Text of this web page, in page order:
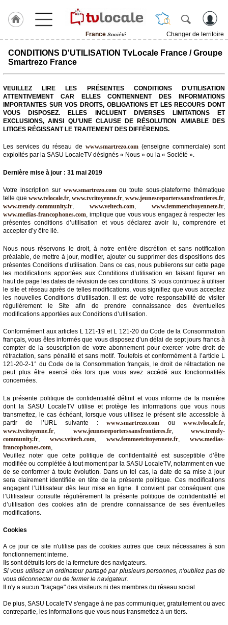
France Société
Changer de territoire
J'adhère
Hulcoq
TvLocale
France
Accueil
Vidéos
Médias
du
Blogs
Prémium
Inscription
annuaire
pro
Accès
CONDITIONS D'UTILISATION TvLocale France / Groupe
Smartrezo France
VEUILLEZ LIRE LES PRÉSENTES CONDITIONS D’UTILISATION
ATTENTIVEMENT CAR ELLES CONTIENNENT DES INFORMATIONS
IMPORTANTES SUR VOS DROITS, OBLIGATIONS ET LES RECOURS DONT
VOUS DISPOSEZ. ELLES INCLUENT DIVERSES LIMITATIONS ET
EXCLUSIONS, AINSI QU’UNE CLAUSE DE RÉSOLUTION AMIABLE DES
LITIGES RÉGISSANT LE TRAITEMENT DES DIFFÉRENDS.
Les services du réseau de www.smartrezo.com(enseigne commerciale) sont
exploités par la SASU LocaleTV désignés « Nous » ou la « Société ».
Dernière mise à jour : 31 mai 2019
Votre inscription sur www.smartrezo.comou toute sous-plateforme thématique
telle que www.tvlocale.fr, www.tvcitoyenne.fr, www.jeunesreporterssansfrontieres.fr,
www.trendy-community.fr, www.veitech.com, www.femmeetcitoyennete.fr,
www.medias-francophones.com, implique que vous vous engagez à respecter les
présentes conditions d’utilisation et vous déclarez avoir lu, comprendre et
accepter d’y être lié.
Nous nous réservons le droit, à notre entière discrétion et sans notification
préalable, de mettre à jour, modifier, ajouter ou supprimer des dispositions des
présentes Conditions d’utilisation. Dans ce cas, nous publierons sur cette page
les modifications apportées aux Conditions d’utilisation en faisant figurer en
haut de page les dates de révision de ces conditions. Si vous continuez à utiliser
le site et réseau après de telles modifications, vous signifiez que vous acceptez
les nouvelles Conditions d’utilisation. Il est de votre responsabilité de visiter
régulièrement le Site afin de prendre connaissance des éventuelles
modifications apportées aux Conditions d’utilisation.
Conformément aux articles L 121-19 et L 121-20 du Code de la Consommation
français, vous êtes informés que vous disposez d’un délai de sept jours francs à
compter de la souscription de votre abonnement pour exercer votre droit de
rétractation, sans pénalité et sans motif. Toutefois et conformément à l’article L
121-20-2-1° du Code de la Consommation français, le droit de rétractation ne
peut plus être exercé dès lors que vous avez accédé aux fonctionnalités
concernées.
La présente politique de confidentialité définit et vous informe de la manière
dont la SASU LocaleTV utilise et protège les informations que vous nous
transmettez, le cas échéant, lorsque vous utilisez le présent site accessible à
partir de l’URL suivante :www.smartrezo.com ouwww.tvlocale.fr,
www.tvcitoyenne.fr, www.jeunesreporterssansfrontieres.fr, www.trendy-
community.fr, www.veitech.com, www.femmeetcitoyennete.fr, www.medias-
francophones.com,
Veuillez noter que cette politique de confidentialité est susceptible d’être
modifiée ou complétée à tout moment par la SASU LocaleTV, notamment en vue
de se conformer à toute évolution. Dans un tel cas, la date de sa mise à jour
sera clairement identifiée en tête de la présente politique. Ces modifications
engagent l’Utilisateur dès leur mise en ligne. Il convient par conséquent que
l’Utilisateur consulte régulièrement la présente politique de confidentialité et
d’utilisation des cookies afin de prendre connaissance de ses éventuelles
modifications.
Cookies
A ce jour ce site n'utilise pas de cookies autres que ceux nécessaires à son
fonctionnement interne.
Ils sont détruits lors de la fermeture des navigateurs.
Si vous utilisez un ordinateur partagé par plusieurs personnes, n'oubliez pas de
vous déconnecter ou de fermer le navigateur.
Il n'y a aucun "traçage" des visiteurs ni des membres du réseau social.
De plus, SASU LocaleTV s'engage à ne pas communiquer, gratuitement ou avec
contrepartie, les informations que vous nous transmettez à un tiers.